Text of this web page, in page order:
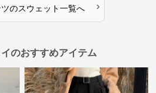
のスウェット一覧へ ›
のおすすめアイテム